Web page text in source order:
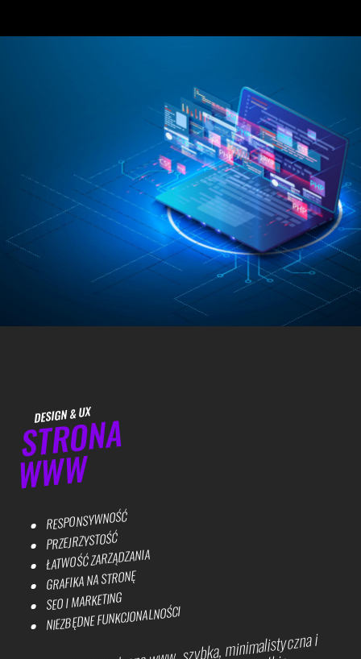
DESIGN & UX
STRONA
WWW
RESPONSYWNOŚĆ
PRZEJRZYSTOŚĆ
ŁATWOŚĆ ZARZĄDZANIA
GRAFIKA NA STRONĘ
SEO I MARKETING
NIEZBĘDNE FUNKCJONALNOŚCI